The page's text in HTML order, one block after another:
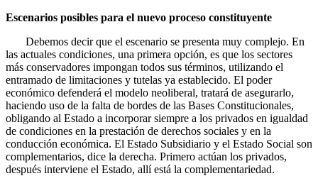
Escenarios posibles para el nuevo proceso constituyente
Debemos decir que el escenario se presenta muy complejo. En
las actuales condiciones, una primera opción, es que los sectores
más conservadores impongan todos sus términos, utilizando el
entramado de limitaciones y tutelas ya establecido. El poder
económico defenderá el modelo neoliberal, tratará de asegurarlo,
haciendo uso de la falta de bordes de las Bases Constitucionales,
obligando al Estado a incorporar siempre a los privados en igualdad
de condiciones en la prestación de derechos sociales y en la
conducción económica. El Estado Subsidiario y el Estado Social son
complementarios, dice la derecha. Primero actúan los privados,
después interviene el Estado, allí está la complementariedad.